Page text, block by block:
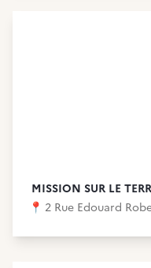
MISSION SUR LE
📍 2 Rue Edouard